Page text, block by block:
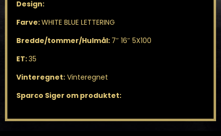
Design:
Farve:WHITE BLUE LETTERING
Bredde/tommer/Hulmål: 7″ 16″ 5X100
ET:35
Vinteregnet:Vinteregnet
Sparco Siger om produktet: